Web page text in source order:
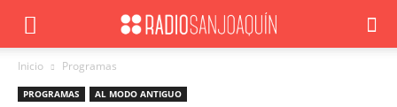
Inicio Programas
PROGRAMAS AL MODO ANTIGUO